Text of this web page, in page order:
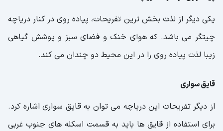
یکی دیگر از لذت بخش ترین تفریحات، پیاده روی در کنار دریاچه
چیتگر می باشد. که هوای خنک و فضای سبز و پوشش گیاهی
زیبا لذت پیاده روی را در این محیط دو چندان می کند.
قایق سواری
از دیگر تفریحات این دریاچه می توان به قایق سواری اشاره کرد.
برای استفاده از قایق ها باید به قسمت اسکله های جنوب غربی